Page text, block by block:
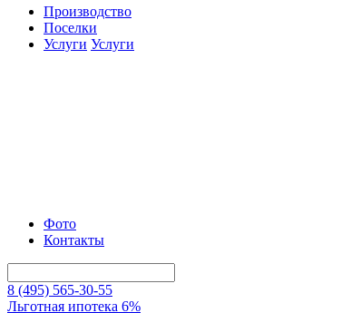
Производство
Поселки
Услуги Услуги
Фото
Контакты
8 (495) 565-30-55
Льготная ипотека 6%